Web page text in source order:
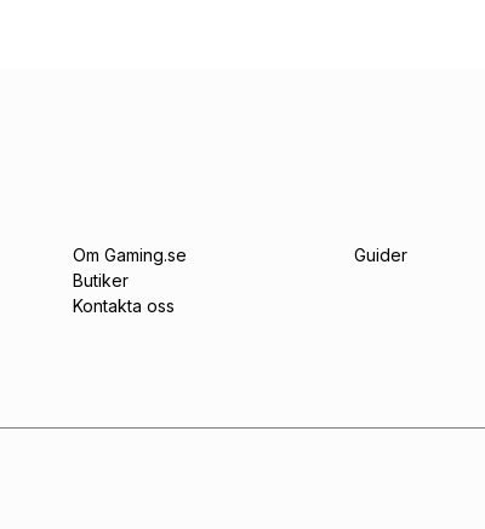
Om Gaming.se
Butiker
Kontakta oss
Guider